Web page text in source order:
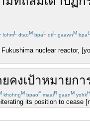
lohmL dtaoM bpaL dtiL gaawnM bpaL
nuclear reactor,
คงเป้าหมายกา
khohngM bpaoF maaiR gaanM yohkH
its position to cease